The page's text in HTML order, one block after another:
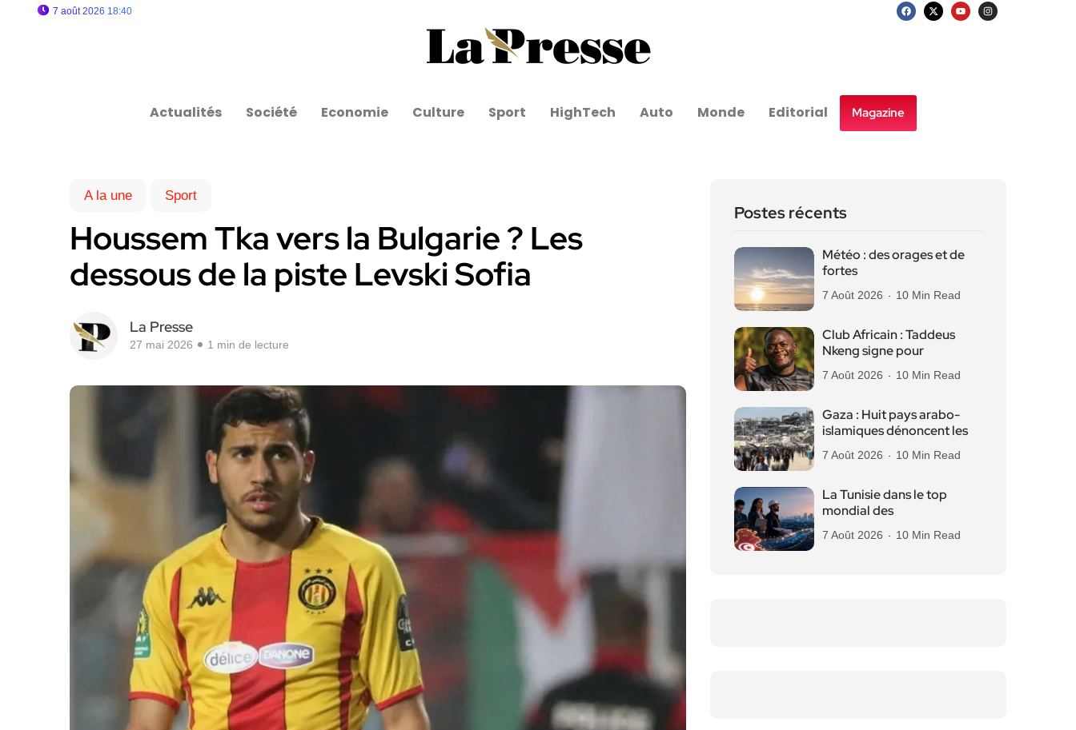
7 août 2026 18:40
Actualités Société Economie Culture Sport HighTech Auto Monde Editorial Magazine
A la une Sport
Houssem Tka vers la Bulgarie ? Les
dessous de la piste Levski Sofia
La Presse
27 mai 2026 1 min de lecture
Postes récents
Météo : des orages et de
fortes
7 Août 2026 10 Min Read
Club Africain : Taddeus
Nkeng signe pour
7 Août 2026 10 Min Read
Gaza : Huit pays arabo-
islamiques dénoncent les
7 Août 2026 10 Min Read
La Tunisie dans le top
mondial des
7 Août 2026 10 Min Read